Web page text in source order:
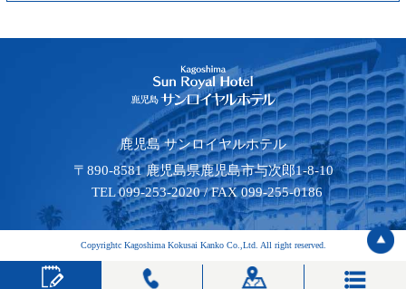
鹿児島 サンロイヤルホテル
〒890-8581 鹿児島県鹿児島市与次郎1-8-10
TEL 099-253-2020 / FAX 099-255-0186
Copyrightc Kagoshima Kokusai Kanko Co.,Ltd. All right reserved.